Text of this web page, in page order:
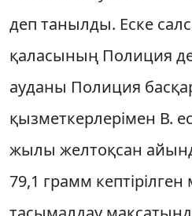
деп танылды. Еске
қаласының Полиция
ауданы Полиция
қызметкерлерімен В.
жылы желтоқсан
79,1 грамм